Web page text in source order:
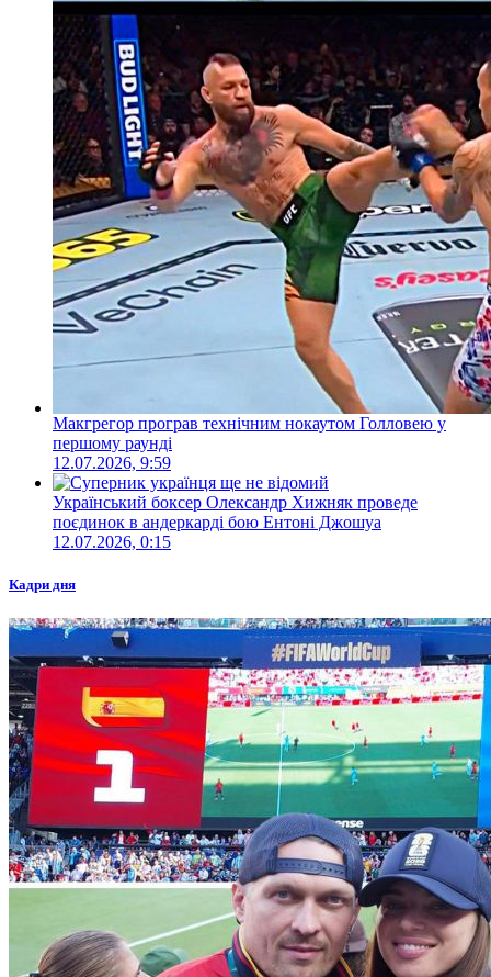
Макгрегор програв технічним нокаутом Голловею у
першому раунді
12.07.2026, 9:59
Український боксер Олександр Хижняк проведе
поєдинок в андеркарді бою Ентоні Джошуа
12.07.2026, 0:15
Кадри дня